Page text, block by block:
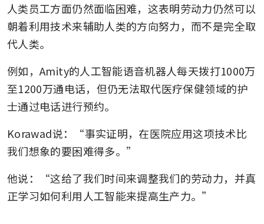
人类员工方面仍然面临困难，这表明劳动力仍然可以
朝着利用技术来辅助人类的方向努力，而不是完全取
代人类。
例如，Amity的人工智能语音机器人每天拨打1000万
至1200万通电话，但仍无法取代医疗保健领域的护
士通过电话进行预约。
Korawad说：“事实证明，在医院应用这项技术比
我们想象的要困难得多。”
他说：“这给了我们时间来调整我们的劳动力，并真
正学习如何利用人工智能来提高生产力。”